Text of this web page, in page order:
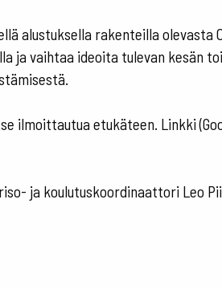
alustuksella rakenteilla olevasta
ja vaihtaa ideoita tulevan kesän
ilmoittautua etukäteen. Linkki
ja koulutuskoordinaattori Leo